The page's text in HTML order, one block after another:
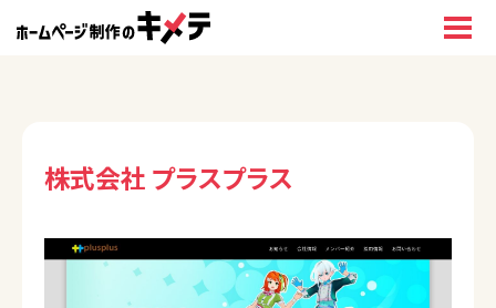
株式会社 プラスプラス